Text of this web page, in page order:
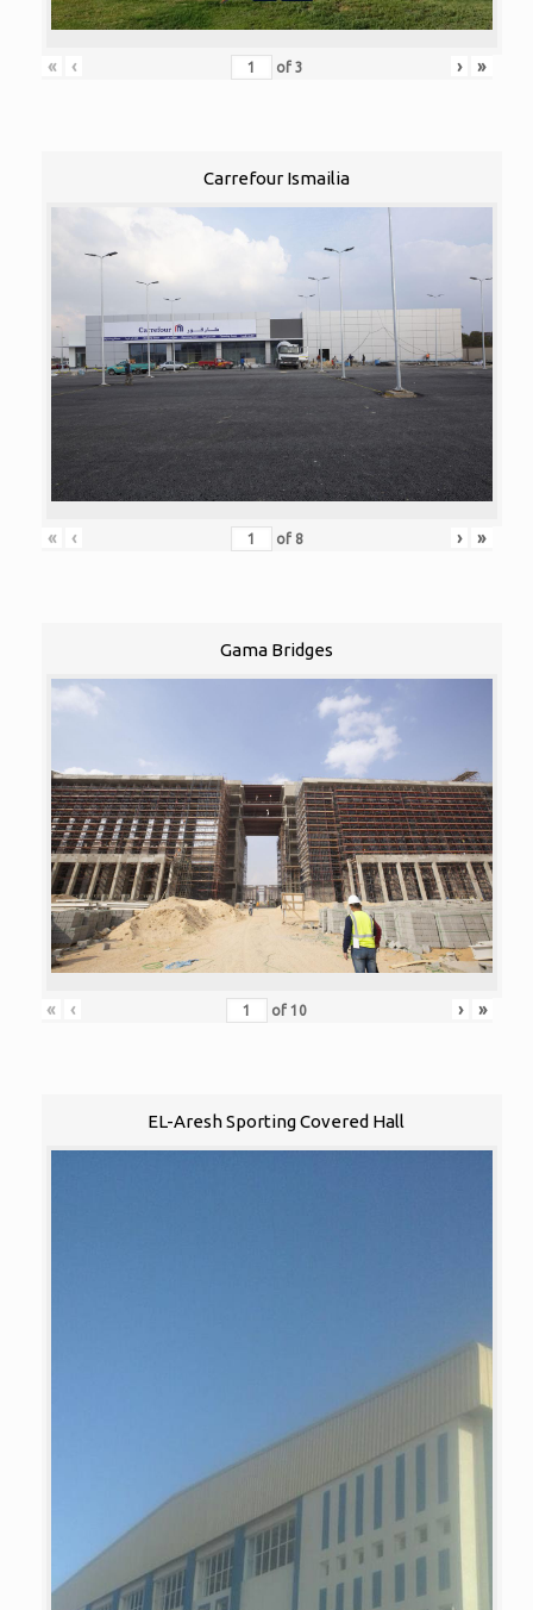
« ‹ of 3 › »
Carrefour Ismailia
« ‹ of 8 › »
Gama Bridges
« ‹ of 10 › »
EL-Aresh Sporting Covered Hall